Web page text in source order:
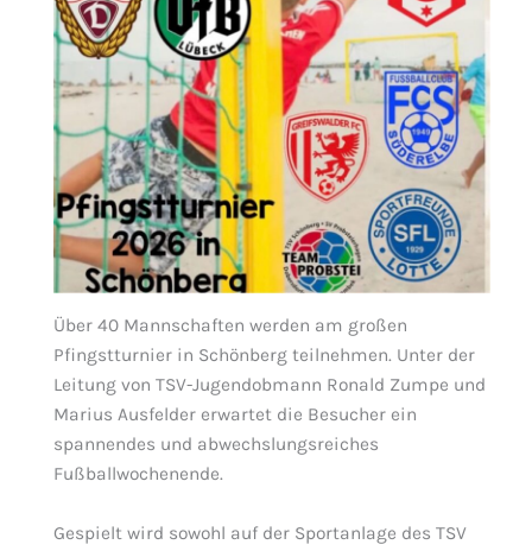
Über 40 Mannschaften werden am großen
Pfingstturnier in Schönberg teilnehmen. Unter der
Leitung von TSV-Jugendobmann Ronald Zumpe und
Marius Ausfelder erwartet die Besucher ein
spannendes und abwechslungsreiches
Fußballwochenende.
Gespielt wird sowohl auf der Sportanlage des TSV